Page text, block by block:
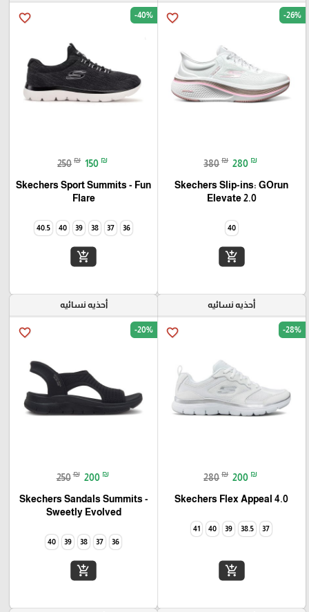
favorite_border -26%
380 ₪ 280 ₪
Skechers Slip-ins: GOrun
Elevate 2.0
40
add_shopping_cart
favorite_border -40%
250 ₪ 150 ₪
Skechers Sport Summits - Fun
Flare‏
36
37
38
39
40
40.5
add_shopping_cart
أحذيه نسائيه
favorite_border -28%
280 ₪ 200 ₪
Skechers Flex Appeal 4.0‏
37
38.5
39
40
41
add_shopping_cart
أحذيه نسائيه
favorite_border -20%
250 ₪ 200 ₪
Skechers Sandals Summits -
Sweetly Evolved‏
36
37
38
39
40
add_shopping_cart